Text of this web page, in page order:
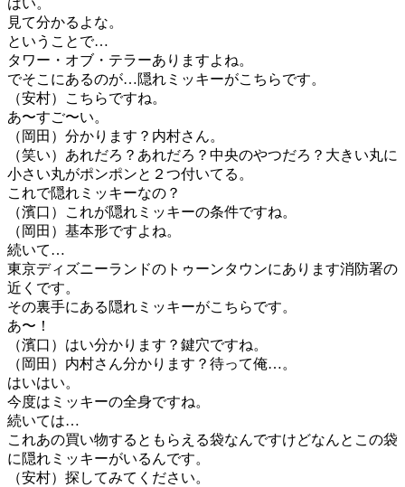
はい。
見て分かるよな。
ということで…
タワー・オブ・テラーありますよね。
でそこにあるのが…隠れミッキーがこちらです。
（安村）こちらですね。
あ〜すご〜い。
（岡田）分かります？内村さん。
（笑い）あれだろ？あれだろ？中央のやつだろ？大きい丸に
小さい丸がポンポンと２つ付いてる。
これで隠れミッキーなの？
（濱口）これが隠れミッキーの条件ですね。
（岡田）基本形ですよね。
続いて…
東京ディズニーランドのトゥーンタウンにあります消防署の
近くです。
その裏手にある隠れミッキーがこちらです。
あ〜！
（濱口）はい分かります？鍵穴ですね。
（岡田）内村さん分かります？待って俺…。
はいはい。
今度はミッキーの全身ですね。
続いては…
これあの買い物するともらえる袋なんですけどなんとこの袋
に隠れミッキーがいるんです。
（安村）探してみてください。